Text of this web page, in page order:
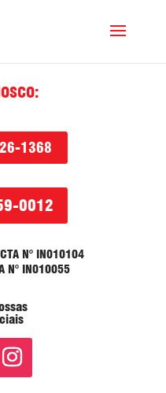
1368
0012
CTA N° IN010104
N° IN010055